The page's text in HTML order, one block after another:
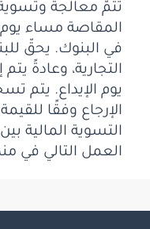
تتمّ معالجة وتسوية
المقاصة مساء يوم
في البنوك. يحقّ
التجارية، وعادةً
يوم الإيداع. يتم
الإرجاع وفقًا
التسوية المالية
العمل التالي في